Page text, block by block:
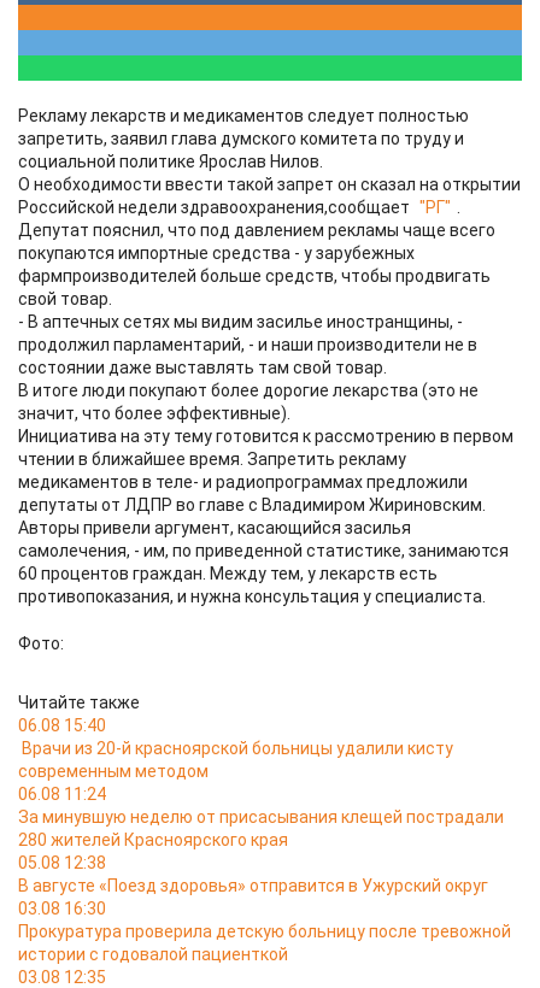
Рекламу лекарств и медикаментов следует полностью
запретить, заявил глава думского комитета по труду и
социальной политике Ярослав Нилов.
О необходимости ввести такой запрет он сказал на открытии
Российской недели здравоохранения,сообщает "РГ"
Депутат пояснил, что под давлением рекламы чаще всего
покупаются импортные средства - у зарубежных
фармпроизводителей больше средств, чтобы продвигать
свой товар.
- В аптечных сетях мы видим засилье иностранщины, -
продолжил парламентарий, - и наши производители не в
состоянии даже выставлять там свой товар.
В итоге люди покупают более дорогие лекарства (это не
значит, что более эффективные).
Инициатива на эту тему готовится к рассмотрению в первом
чтении в ближайшее время. Запретить рекламу
медикаментов в теле- и радиопрограммах предложили
депутаты от ЛДПР во главе с Владимиром Жириновским.
Авторы привели аргумент, касающийся засилья
самолечения, - им, по приведенной статистике, занимаются
60 процентов граждан. Между тем, у лекарств есть
противопоказания, и нужна консультация у специалиста.
Фото:
Читайте также
06.08 15:40
Врачи из 20-й красноярской больницы удалили кисту
современным методом
06.08 11:24
За минувшую неделю от присасывания клещей пострадали
280 жителей Красноярского края
05.08 12:38
В августе «Поезд здоровья» отправится в Ужурский округ
03.08 16:30
Прокуратура проверила детскую больницу после тревожной
истории с годовалой пациенткой
03.08 12:35